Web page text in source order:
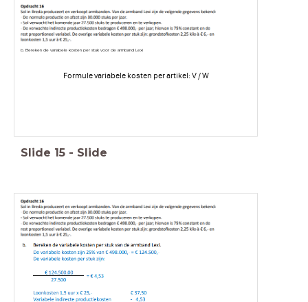
Formule variabele kosten per artikel: V / W
b. Bereken de variabele kosten per stuk voor de armband Lexi
Slide 15 - Slide
b. Bereken de variabele kosten per stuk voor de armband Lexi